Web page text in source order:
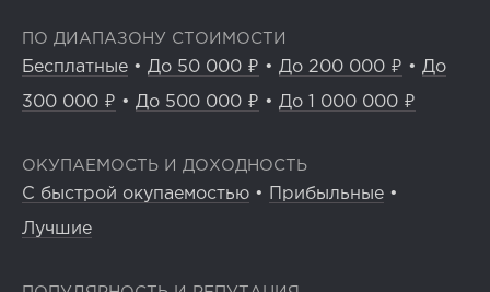
ПО ДИАПАЗОНУ СТОИМОСТИ
Бесплатные • До 50 000 ₽ • До 200 000 ₽ • До
300 000 ₽ • До 500 000 ₽ • До 1 000 000 ₽
ОКУПАЕМОСТЬ И ДОХОДНОСТЬ
С быстрой окупаемостью • Прибыльные •
Лучшие